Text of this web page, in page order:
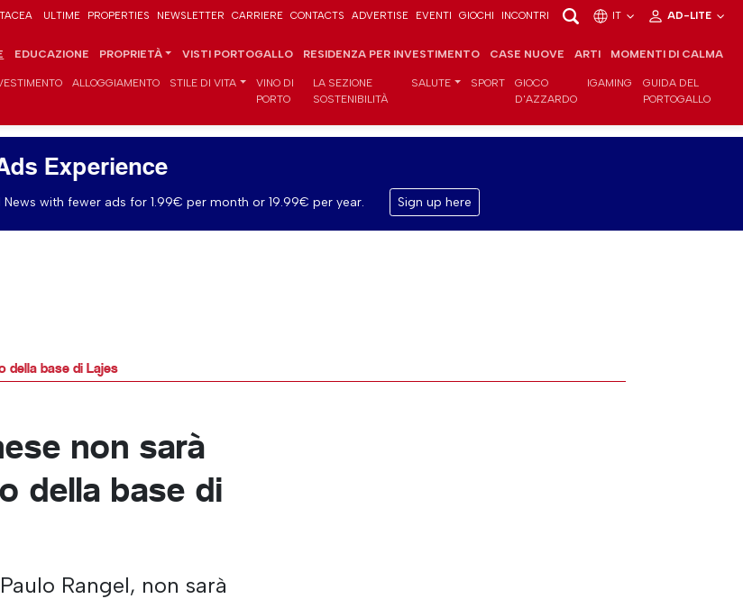
ULTIME PROPERTIES NEWSLETTER CARRIERE CONTACTS ADVERTISE EVENTI GIOCHI INCONTRI IT AD-LITE
EDUCAZIONE PROPRIETÀ VISTI PORTOGALLO RESIDENZA PER INVESTIMENTO CASE NUOVE ARTI MOMENTI DI CALMA
ALLOGGIAMENTO STILE DI VITA
VINO DI
PORTO
LA SEZIONE
SOSTENIBILITÀ
SALUTE SPORT
GIOCO
D'AZZARDO
IGAMING
GUIDA DEL
PORTOGALLO
Experience
News with fewer ads for 1.99€ per month or 19.99€ per year. Sign up here
della base di Lajes
non sarà
della base di
Rangel, non sarà